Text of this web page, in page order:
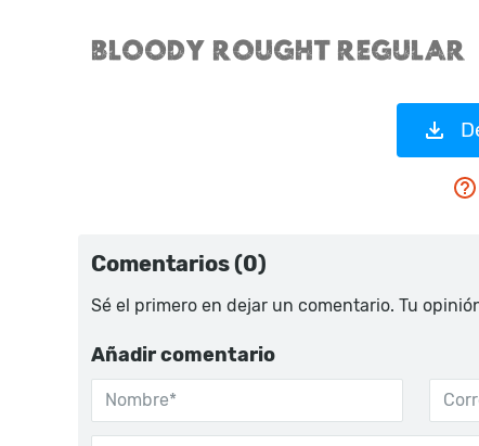
Comentarios (0)
Sé el primero en dejar un comentario. Tu
Añadir comentario